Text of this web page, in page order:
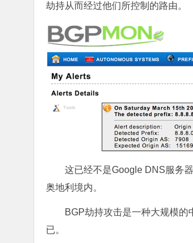
劫持从而经过他们所控制的路由。
这已经不是Google DNS服务
奥地利境内。
BGP劫持攻击是一种大规模
已。